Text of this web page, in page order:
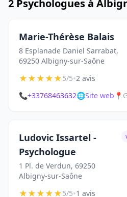
2 Psychologues à
Marie-Thérèse Balais
8 Esplanade Daniel Sarrabat,
69250 Albigny-sur-Saône
★★★★★5/5•2 avis
📞+33768463632🌐Site web 📍
Ludovic Issartel -
Psychologue
1 Pl. de Verdun, 69250
Albigny-sur-Saône
★★★★★5/5•1 avis